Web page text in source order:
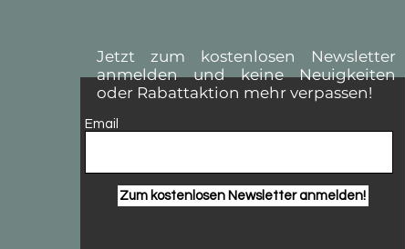
Email
Zum kostenlosen Newsletter anmelden!
Jetzt zum kostenlosen Newsletter
anmelden und keine Neuigkeiten
oder Rabattaktion mehr verpassen!